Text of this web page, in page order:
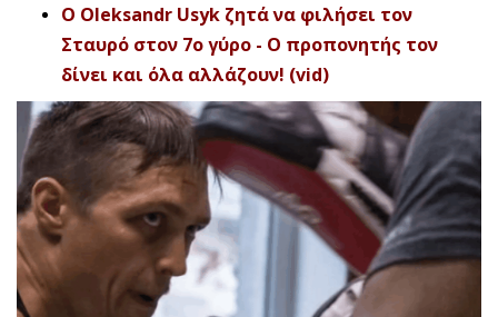
O Oleksandr Usyk ζητά να φιλήσει τον
Σταυρό στον 7ο γύρο - Ο προπονητής τον
δίνει και όλα αλλάζουν! (vid)